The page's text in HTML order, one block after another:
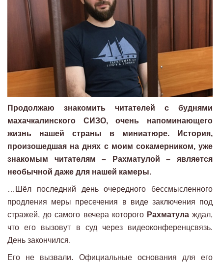
Продолжаю знакомить читателей с буднями
махачкалинского СИЗО, очень напоминающего
жизнь нашей страны в миниатюре. История,
произошедшая на днях с моим сокамерником, уже
знакомым читателям – Рахматулой – является
необычной даже для нашей камеры.
…Шёл последний день очередного бессмысленного
продления меры пресечения в виде заключения под
стражей, до самого вечера которого Рахматулаждал,
что его вызовут в суд через видео­конференц­связь.
День закончился.
Его не вызвали. Официальные основания для его